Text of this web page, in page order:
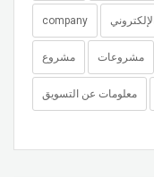
company
مشروع مشروعات
معلومات عن التسويق